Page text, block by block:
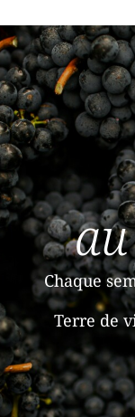
Chaque
Terre de